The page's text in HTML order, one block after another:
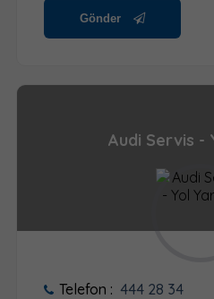
Gönder
Audi Servis -
Telefon : 444 28 34